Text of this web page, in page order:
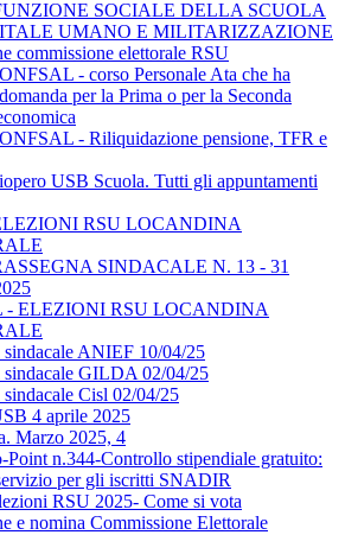
SOCIALE DELLA SCUOLA
UMANO E MILITARIZZAZIONE
commissione elettorale RSU
- corso Personale Ata che ha
per la Prima o per la Seconda
- Riliquidazione pensione, TFR e
USB Scuola. Tutti gli appuntamenti
RSU LOCANDINA
SINDACALE N. 13 - 31
- ELEZIONI RSU LOCANDINA
sindacale ANIEF 10/04/25
sindacale GILDA 02/04/25
sindacale Cisl 02/04/25
4 aprile 2025
Marzo 2025, 4
Point n.344-Controllo stipendiale gratuito:
per gli iscritti SNADIR
RSU 2025- Come si vota
e nomina Commissione Elettorale